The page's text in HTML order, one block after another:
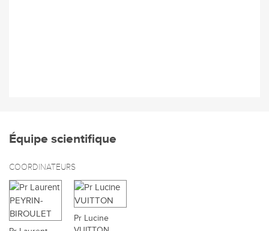
Équipe scientifique
COORDINATEURS
Pr Lucine